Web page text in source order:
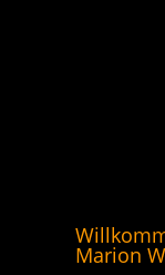
Marion